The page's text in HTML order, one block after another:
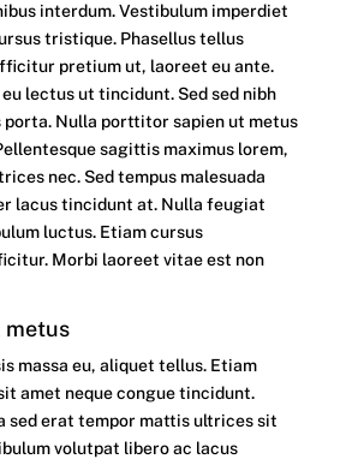
interdum. Vestibulum imperdiet
tristique. Phasellus tellus
pretium ut, laoreet eu ante.
lectus ut tincidunt. Sed sed nibh
porta. Nulla porttitor sapien ut metus
sagittis maximus lorem,
nec. Sed tempus malesuada
lacus tincidunt at. Nulla feugiat
luctus. Etiam cursus
Morbi laoreet vitae est non
metus
massa eu, aliquet tellus. Etiam
amet neque congue tincidunt.
sed erat tempor mattis ultrices sit
volutpat libero ac lacus